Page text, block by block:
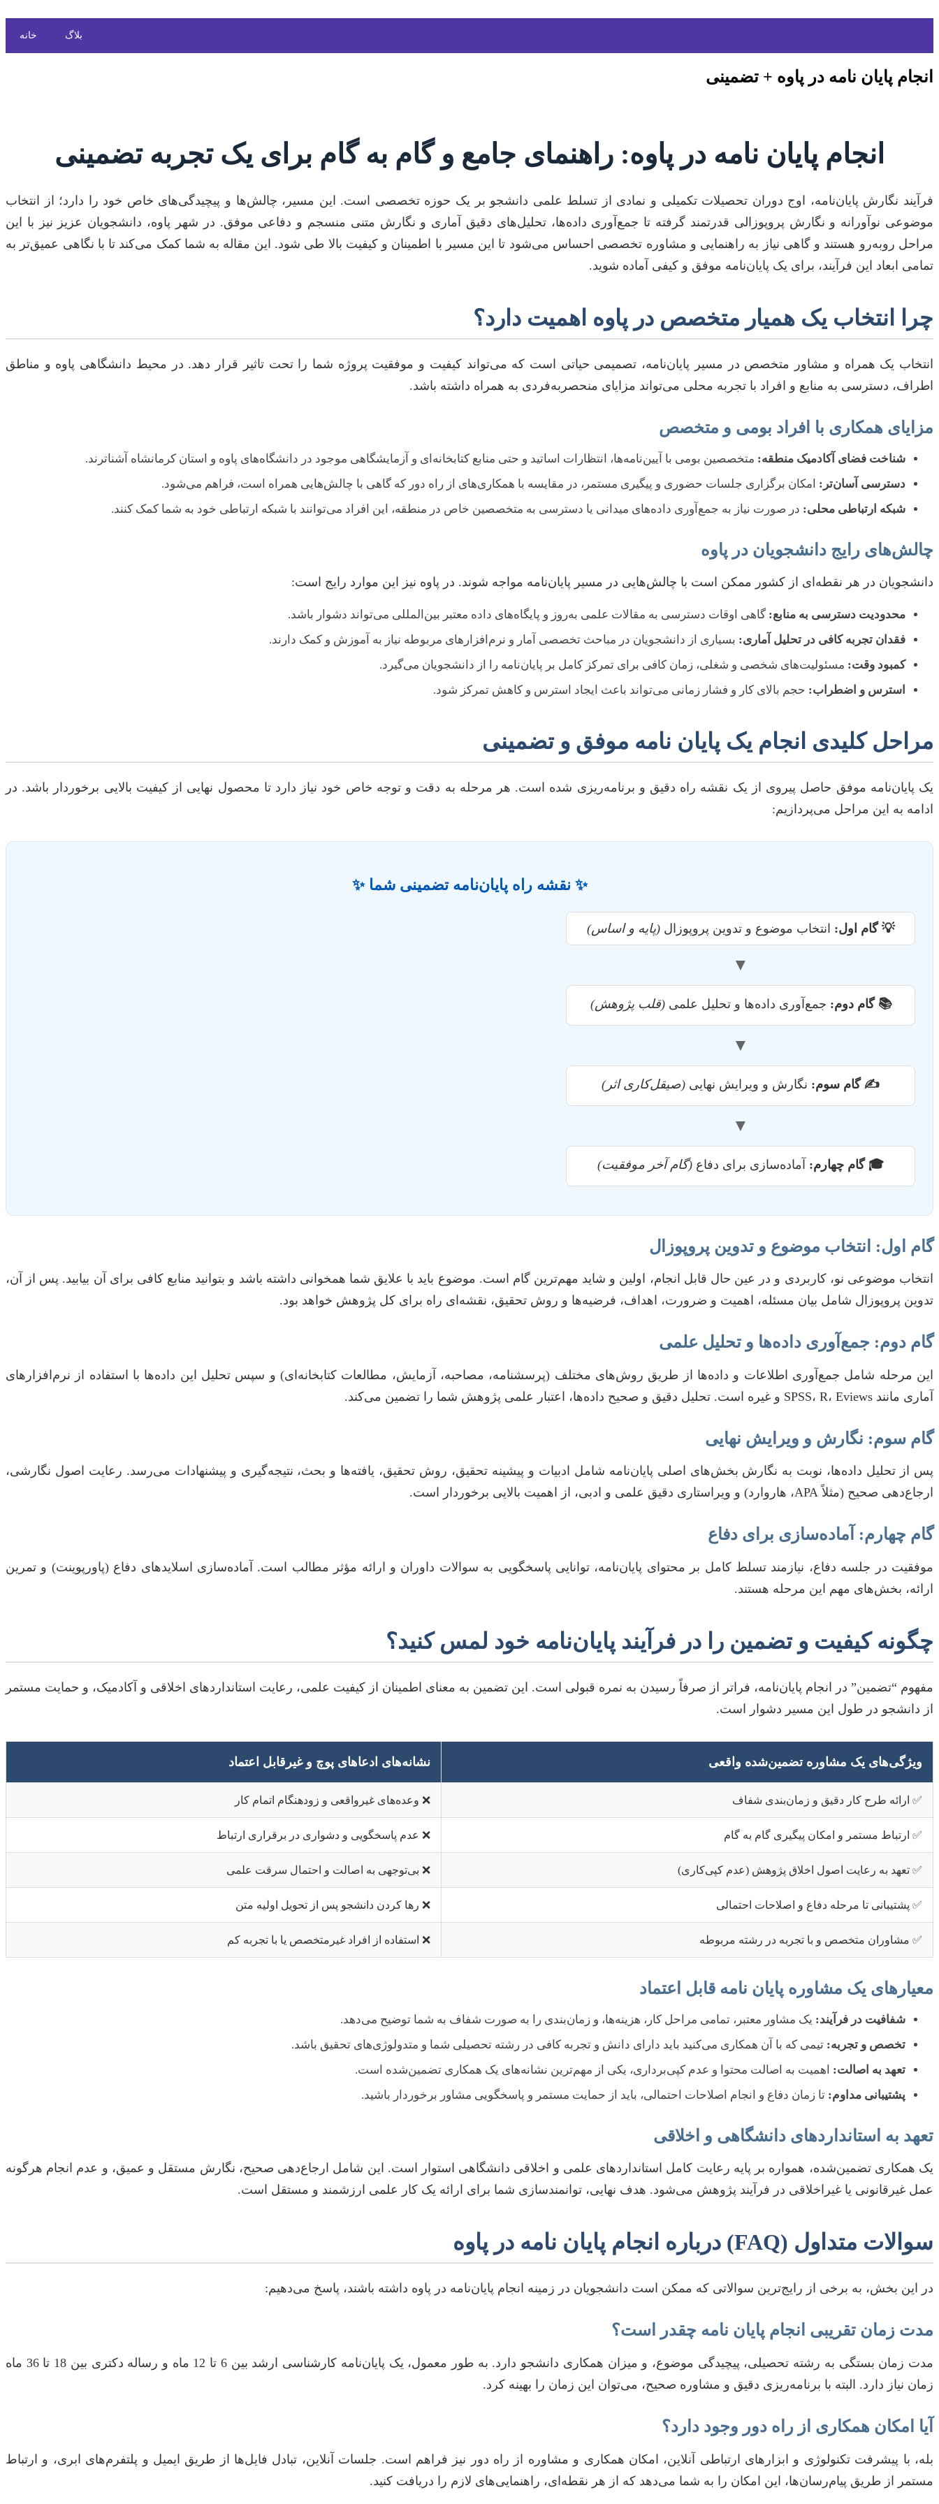
خانه بلاگ
انجام پایان نامه در پاوه + تضمینی
انجام پایان نامه در پاوه: راهنمای جامع و گام به گام برای یک تجربه تضمینی
فرآیند نگارش پایان‌نامه، اوج دوران تحصیلات تکمیلی و نمادی از تسلط علمی دانشجو بر یک حوزه تخصصی است. این مسیر، چالش‌ها و پیچیدگی‌های خاص خود را دارد؛ از انتخاب
موضوعی نوآورانه و نگارش پروپوزالی قدرتمند گرفته تا جمع‌آوری داده‌ها، تحلیل‌های دقیق آماری و نگارش متنی منسجم و دفاعی موفق. در شهر پاوه، دانشجویان عزیز نیز با این
مراحل روبه‌رو هستند و گاهی نیاز به راهنمایی و مشاوره تخصصی احساس می‌شود تا این مسیر با اطمینان و کیفیت بالا طی شود. این مقاله به شما کمک می‌کند تا با نگاهی عمیق‌تر به
تمامی ابعاد این فرآیند، برای یک پایان‌نامه موفق و کیفی آماده شوید.
چرا انتخاب یک همیار متخصص در پاوه اهمیت دارد؟
انتخاب یک همراه و مشاور متخصص در مسیر پایان‌نامه، تصمیمی حیاتی است که می‌تواند کیفیت و موفقیت پروژه شما را تحت تاثیر قرار دهد. در محیط دانشگاهی پاوه و مناطق
اطراف، دسترسی به منابع و افراد با تجربه محلی می‌تواند مزایای منحصربه‌فردی به همراه داشته باشد.
مزایای همکاری با افراد بومی و متخصص
شناخت فضای آکادمیک منطقه: متخصصین بومی با آیین‌نامه‌ها، انتظارات اساتید و حتی منابع کتابخانه‌ای و آزمایشگاهی موجود در دانشگاه‌های پاوه و استان کرمانشاه آشناترند.
دسترسی آسان‌تر: امکان برگزاری جلسات حضوری و پیگیری مستمر، در مقایسه با همکاری‌های از راه دور که گاهی با چالش‌هایی همراه است، فراهم می‌شود.
شبکه ارتباطی محلی: در صورت نیاز به جمع‌آوری داده‌های میدانی یا دسترسی به متخصصین خاص در منطقه، این افراد می‌توانند با شبکه ارتباطی خود به شما کمک کنند.
چالش‌های رایج دانشجویان در پاوه
دانشجویان در هر نقطه‌ای از کشور ممکن است با چالش‌هایی در مسیر پایان‌نامه مواجه شوند. در پاوه نیز این موارد رایج است:
محدودیت دسترسی به منابع: گاهی اوقات دسترسی به مقالات علمی به‌روز و پایگاه‌های داده معتبر بین‌المللی می‌تواند دشوار باشد.
فقدان تجربه کافی در تحلیل آماری: بسیاری از دانشجویان در مباحث تخصصی آمار و نرم‌افزارهای مربوطه نیاز به آموزش و کمک دارند.
کمبود وقت: مسئولیت‌های شخصی و شغلی، زمان کافی برای تمرکز کامل بر پایان‌نامه را از دانشجویان می‌گیرد.
استرس و اضطراب: حجم بالای کار و فشار زمانی می‌تواند باعث ایجاد استرس و کاهش تمرکز شود.
مراحل کلیدی انجام یک پایان نامه موفق و تضمینی
یک پایان‌نامه موفق حاصل پیروی از یک نقشه راه دقیق و برنامه‌ریزی شده است. هر مرحله به دقت و توجه خاص خود نیاز دارد تا محصول نهایی از کیفیت بالایی برخوردار باشد. در
ادامه به این مراحل می‌پردازیم:
✨نقشه راه پایان‌نامه تضمینی شما ✨
💡 گام اول: انتخاب موضوع و تدوین پروپوزال (پایه و اساس)
▼
📚 گام دوم: جمع‌آوری داده‌ها و تحلیل علمی(قلب پژوهش)
▼
✍️ گام سوم: نگارش و ویرایش نهایی (صیقل‌کاری اثر)
▼
🎓 گام چهارم: آماده‌سازی برای دفاع (گام آخر موفقیت)
گام اول: انتخاب موضوع و تدوین پروپوزال
انتخاب موضوعی نو، کاربردی و در عین حال قابل انجام، اولین و شاید مهم‌ترین گام است. موضوع باید با علایق شما همخوانی داشته باشد و بتوانید منابع کافی برای آن بیابید. پس از آن،
تدوین پروپوزال شامل بیان مسئله، اهمیت و ضرورت، اهداف، فرضیه‌ها و روش تحقیق، نقشه‌ای راه برای کل پژوهش خواهد بود.
گام دوم: جمع‌آوری داده‌ها و تحلیل علمی
این مرحله شامل جمع‌آوری اطلاعات و داده‌ها از طریق روش‌های مختلف (پرسشنامه، مصاحبه، آزمایش، مطالعات کتابخانه‌ای) و سپس تحلیل این داده‌ها با استفاده از نرم‌افزارهای
آماری مانند SPSS، R، Eviews و غیره است. تحلیل دقیق و صحیح داده‌ها، اعتبار علمی پژوهش شما را تضمین می‌کند.
گام سوم: نگارش و ویرایش نهایی
پس از تحلیل داده‌ها، نوبت به نگارش بخش‌های اصلی پایان‌نامه شامل ادبیات و پیشینه تحقیق، روش تحقیق، یافته‌ها و بحث، نتیجه‌گیری و پیشنهادات می‌رسد. رعایت اصول نگارشی،
ارجاع‌دهی صحیح (مثلاً APA، هاروارد) و ویراستاری دقیق علمی و ادبی، از اهمیت بالایی برخوردار است.
گام چهارم: آماده‌سازی برای دفاع
موفقیت در جلسه دفاع، نیازمند تسلط کامل بر محتوای پایان‌نامه، توانایی پاسخگویی به سوالات داوران و ارائه مؤثر مطالب است. آماده‌سازی اسلاید‌های دفاع (پاورپوینت) و تمرین
ارائه، بخش‌های مهم این مرحله هستند.
چگونه کیفیت و تضمین را در فرآیند پایان‌نامه خود لمس کنید؟
مفهوم “تضمین” در انجام پایان‌نامه، فراتر از صرفاً رسیدن به نمره قبولی است. این تضمین به معنای اطمینان از کیفیت علمی، رعایت استانداردهای اخلاقی و آکادمیک، و حمایت مستمر
از دانشجو در طول این مسیر دشوار است.
ویژگی‌های یک مشاوره تضمین‌شده واقعی نشانه‌های ادعاهای پوچ و غیرقابل اعتماد
✅ ارائه طرح کار دقیق و زمان‌بندی شفاف ❌ وعده‌های غیرواقعی و زودهنگام اتمام کار
✅ ارتباط مستمر و امکان پیگیری گام به گام ❌ عدم پاسخگویی و دشواری در برقراری ارتباط
✅ تعهد به رعایت اصول اخلاق پژوهش (عدم کپی‌کاری) ❌ بی‌توجهی به اصالت و احتمال سرقت علمی
✅ پشتیبانی تا مرحله دفاع و اصلاحات احتمالی ❌ رها کردن دانشجو پس از تحویل اولیه متن
✅ مشاوران متخصص و با تجربه در رشته مربوطه ❌ استفاده از افراد غیرمتخصص یا با تجربه کم
معیارهای یک مشاوره پایان نامه قابل اعتماد
شفافیت در فرآیند: یک مشاور معتبر، تمامی مراحل کار، هزینه‌ها، و زمان‌بندی را به صورت شفاف به شما توضیح می‌دهد.
تخصص و تجربه: تیمی که با آن همکاری می‌کنید باید دارای دانش و تجربه کافی در رشته تحصیلی شما و متدولوژی‌های تحقیق باشد.
تعهد به اصالت: اهمیت به اصالت محتوا و عدم کپی‌برداری، یکی از مهم‌ترین نشانه‌های یک همکاری تضمین‌شده است.
پشتیبانی مداوم: تا زمان دفاع و انجام اصلاحات احتمالی، باید از حمایت مستمر و پاسخگویی مشاور برخوردار باشید.
تعهد به استانداردهای دانشگاهی و اخلاقی
یک همکاری تضمین‌شده، همواره بر پایه رعایت کامل استانداردهای علمی و اخلاقی دانشگاهی استوار است. این شامل ارجاع‌دهی صحیح، نگارش مستقل و عمیق، و عدم انجام هرگونه
عمل غیرقانونی یا غیراخلاقی در فرآیند پژوهش می‌شود. هدف نهایی، توانمندسازی شما برای ارائه یک کار علمی ارزشمند و مستقل است.
سوالات متداول (FAQ) درباره انجام پایان نامه در پاوه
در این بخش، به برخی از رایج‌ترین سوالاتی که ممکن است دانشجویان در زمینه انجام پایان‌نامه در پاوه داشته باشند، پاسخ می‌دهیم:
مدت زمان تقریبی انجام پایان نامه چقدر است؟
مدت زمان بستگی به رشته تحصیلی، پیچیدگی موضوع، و میزان همکاری دانشجو دارد. به طور معمول، یک پایان‌نامه کارشناسی ارشد بین 6 تا 12 ماه و رساله دکتری بین 18 تا 36 ماه
زمان نیاز دارد. البته با برنامه‌ریزی دقیق و مشاوره صحیح، می‌توان این زمان را بهینه کرد.
آیا امکان همکاری از راه دور وجود دارد؟
بله، با پیشرفت تکنولوژی و ابزارهای ارتباطی آنلاین، امکان همکاری و مشاوره از راه دور نیز فراهم است. جلسات آنلاین، تبادل فایل‌ها از طریق ایمیل و پلتفرم‌های ابری، و ارتباط
مستمر از طریق پیام‌رسان‌ها، این امکان را به شما می‌دهد که از هر نقطه‌ای، راهنمایی‌های لازم را دریافت کنید.